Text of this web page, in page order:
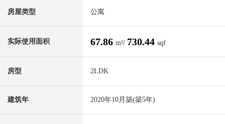
房屋类型 公寓
实际使用面积 67.86 m²/ 730.44 sqf
房型 2LDK
建筑年 2020年10月築(築5年)